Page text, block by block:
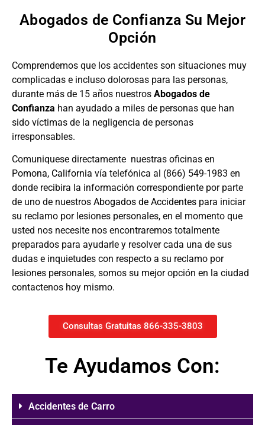
Abogados de Confianza Su Mejor
Opción
Comprendemos que los accidentes son situaciones muy
complicadas e incluso dolorosas para las personas,
durante más de 15 años nuestros Abogados de
Confianza han ayudado a miles de personas que han
sido víctimas de la negligencia de personas
irresponsables.
Comuniquese directamente nuestras oficinas en
Pomona, California vía telefónica al (866) 549-1983 en
donde recibira la información correspondiente por parte
de uno de nuestros Abogados de Accidentes para iniciar
su reclamo por lesiones personales, en el momento que
usted nos necesite nos encontraremos totalmente
preparados para ayudarle y resolver cada una de sus
dudas e inquietudes con respecto a su reclamo por
lesiones personales, somos su mejor opción en la ciudad
contactenos hoy mismo.
Consultas Gratuitas 866-335-3803
Te Ayudamos Con:
Accidentes de Carro